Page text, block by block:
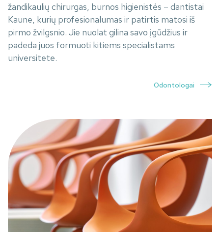
žandikaulių chirurgas, burnos higienistės – dantistai
Kaune, kurių profesionalumas ir patirtis matosi iš
pirmo žvilgsnio. Jie nuolat gilina savo įgūdžius ir
padeda juos formuoti kitiems specialistams
universitete.
Odontologai